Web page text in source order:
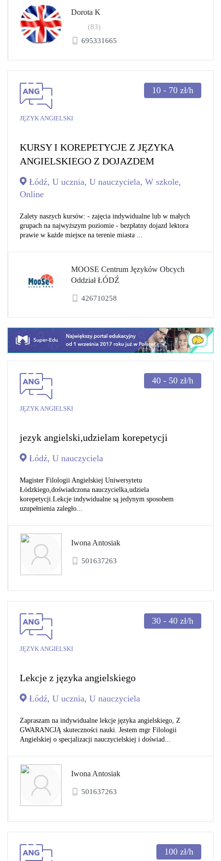
Dorota K
(83)
695331665
JĘZYK ANGIELSKI
10 - 70 zł/h
KURSY I KOREPETYCJE Z JĘZYKA
ANGIELSKIEGO Z DOJAZDEM
Łódź, U ucznia, U nauczyciela, W szkole,
Online
Zalety naszych kursów: - zajęcia indywidualne lub w małych
grupach na najwyższym poziomie - bezpłatny dojazd lektora
prawie w każde miejsce na terenie miasta ...
MOOSE Centrum Języków Obcych
Oddział ŁÓDŹ
426710258
JĘZYK ANGIELSKI
40 - 50 zł/h
jezyk angielski,udzielam korepetycji
Łódź, U nauczyciela
Magister Filologii Angielskiej Uniwersytetu
Łódzkiego,doświadczona nauczycielka,udziela
korepetycji.Lekcje indywidualne są jedynym sposobem
uzupełnienia zaległo...
Iwona Antosiak
501637263
JĘZYK ANGIELSKI
30 - 40 zł/h
Lekcje z języka angielskiego
Łódź, U ucznia, U nauczyciela
Zapraszam na indywidualne lekcje języka angielskiego, Z
GWARANCJĄ skuteczności nauki. Jestem mgr Filologii
Angielskiej o specjalizacji nauczycielskiej i doświad...
Iwona Antosiak
501637263
100 zł/h